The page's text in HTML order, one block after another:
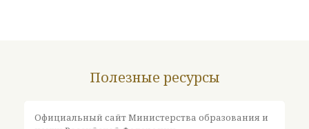
Полезные ресурсы
Официальный сайт Министерства образования и